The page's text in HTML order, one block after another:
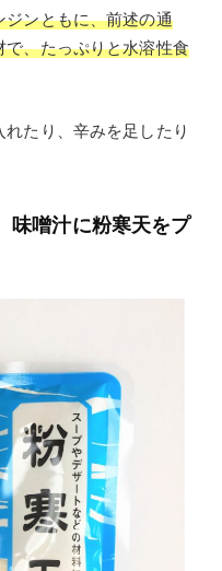
ンともに、前述の通
、たっぷりと水溶性食
たり、辛みを足したり
味噌汁に粉寒天をプ